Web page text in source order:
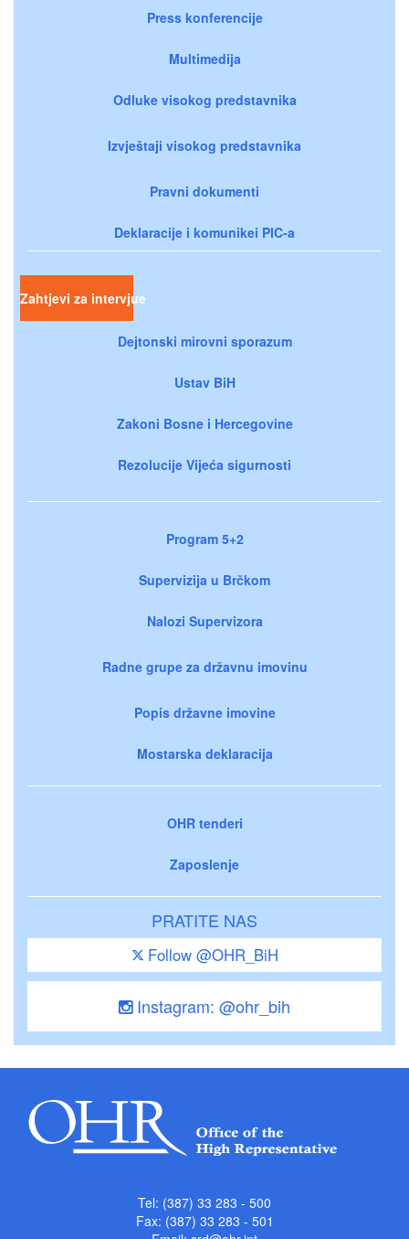
Press konferencije
Multimedija
Odluke visokog predstavnika
Izvještaji visokog predstavnika
Pravni dokumenti
Deklaracije i komunikei PIC-a
Zahtjevi za intervjue
Dejtonski mirovni sporazum
Ustav BiH
Zakoni Bosne i Hercegovine
Rezolucije Vijeća sigurnosti
Program 5+2
Supervizija u Brčkom
Nalozi Supervizora
Radne grupe za državnu imovinu
Popis državne imovine
Mostarska deklaracija
OHR tenderi
Zaposlenje
PRATITE NAS
Follow @OHR_BiH
Instagram: @ohr_bih
Tel: (387) 33 283 - 500
Fax: (387) 33 283 - 501